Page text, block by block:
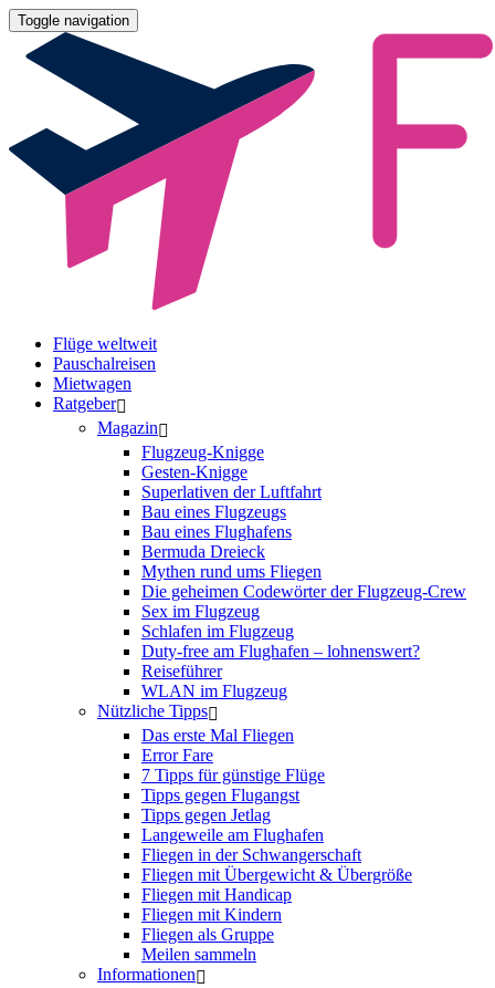
Toggle navigation
Flüge weltweit
Pauschalreisen
Mietwagen
Ratgeber
Magazin
Flugzeug-Knigge
Gesten-Knigge
Superlativen der Luftfahrt
Bau eines Flugzeugs
Bau eines Flughafens
Bermuda Dreieck
Mythen rund ums Fliegen
Die geheimen Codewörter der Flugzeug-Crew
Sex im Flugzeug
Schlafen im Flugzeug
Duty-free am Flughafen – lohnenswert?
Reiseführer
WLAN im Flugzeug
Nützliche Tipps
Das erste Mal Fliegen
Error Fare
7 Tipps für günstige Flüge
Tipps gegen Flugangst
Tipps gegen Jetlag
Langeweile am Flughafen
Fliegen in der Schwangerschaft
Fliegen mit Übergewicht & Übergröße
Fliegen mit Handicap
Fliegen mit Kindern
Fliegen als Gruppe
Meilen sammeln
Informationen